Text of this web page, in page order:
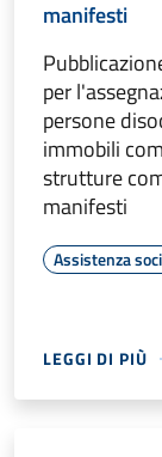
manifesti
per
persone
immobili
strutture
manifesti
Assistenza
LEGGI DI PIÙ